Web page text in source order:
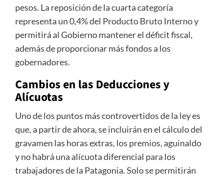
pesos. La reposición de la cuarta categoría
representa un 0,4% del Producto Bruto Interno y
permitirá al Gobierno mantener el déficit fiscal,
además de proporcionar más fondos a los
gobernadores.
Cambios en las Deducciones y
Alícuotas
Uno de los puntos más controvertidos de la ley es
que, a partir de ahora, se incluirán en el cálculo del
gravamen las horas extras, los premios, aguinaldo
y no habrá una alícuota diferencial para los
trabajadores de la Patagonia. Solo se permitirán